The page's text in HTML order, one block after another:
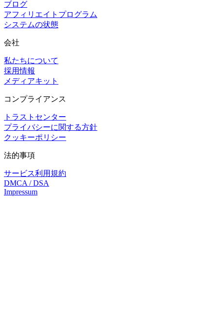
ブログ
アフィリエイトプログラム
システムの状態
会社
私たちについて
採用情報
メディアキット
コンプライアンス
トラストセンター
プライバシーに関する方針
クッキーポリシー
法的事項
サービス利用規約
DMCA / DSA
Impressum